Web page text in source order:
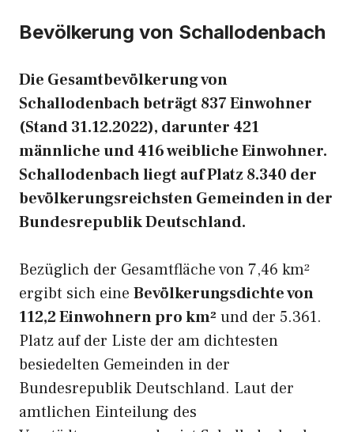
Bevölkerung von Schallodenbach
Die Gesamtbevölkerung von
Schallodenbach beträgt 837 Einwohner
(Stand 31.12.2022), darunter 421
männliche und 416 weibliche Einwohner.
Schallodenbach liegt auf Platz 8.340 der
bevölkerungsreichsten Gemeinden in der
Bundesrepublik Deutschland.
Bezüglich der Gesamtfläche von 7,46 km²
ergibt sich eine Bevölkerungsdichte von
112,2 Einwohnern pro km² und der 5.361.
Platz auf der Liste der am dichtesten
besiedelten Gemeinden in der
Bundesrepublik Deutschland. Laut der
amtlichen Einteilung des